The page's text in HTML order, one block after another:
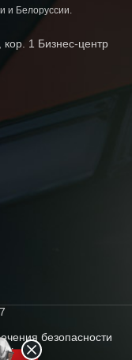
и Белоруссии.
1 Бизнес-центр
безопасности